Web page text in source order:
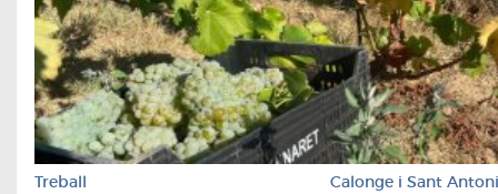
Treball Calonge i Sant Antoni